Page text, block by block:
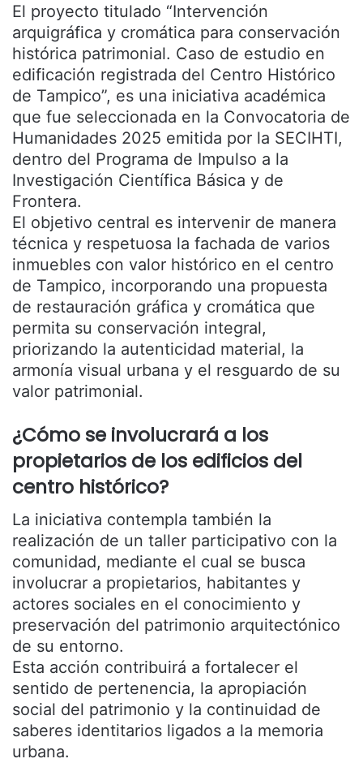
El proyecto titulado “Intervención
arquigráfica y cromática para conservación
histórica patrimonial. Caso de estudio en
edificación registrada del Centro Histórico
de Tampico”, es una iniciativa académica
que fue seleccionada en la Convocatoria de
Humanidades 2025 emitida por la SECIHTI,
dentro del Programa de Impulso a la
Investigación Científica Básica y de
Frontera.
El objetivo central es intervenir de manera
técnica y respetuosa la fachada de varios
inmuebles con valor histórico en el centro
de Tampico, incorporando una propuesta
de restauración gráfica y cromática que
permita su conservación integral,
priorizando la autenticidad material, la
armonía visual urbana y el resguardo de su
valor patrimonial.
¿Cómo se involucrará a los
propietarios de los edificios del
centro histórico?
La iniciativa contempla también la
realización de un taller participativo con la
comunidad, mediante el cual se busca
involucrar a propietarios, habitantes y
actores sociales en el conocimiento y
preservación del patrimonio arquitectónico
de su entorno.
Esta acción contribuirá a fortalecer el
sentido de pertenencia, la apropiación
social del patrimonio y la continuidad de
saberes identitarios ligados a la memoria
urbana.